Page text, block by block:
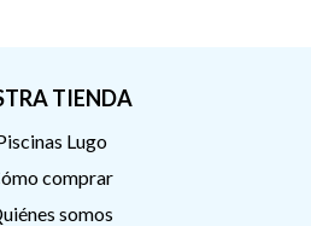
TIENDA
Lugo
comprar
somos